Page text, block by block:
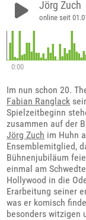
Jörg Zuch
online seit
0:00
Im nun schon 20.
Fabian Ranglack
Spielzeitbeginn
zusammen auf der
Jörg Zuch im Huhn
Ensemblemitglied,
Bühnenjubiläum
einmal am
Hollywood in die
Erarbeitung seiner
was er komisch
besonders witzigen